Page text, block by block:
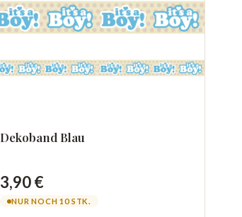
Dekoband Blau
3,90 €
NUR NOCH 10 STK.